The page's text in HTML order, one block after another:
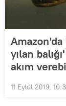
yılan
akım
11 Eylül 2019,